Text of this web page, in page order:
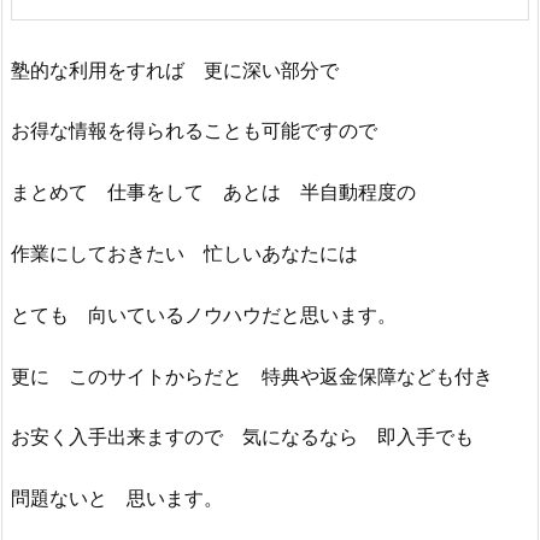
塾的な利用をすれば 更に深い部分で
お得な情報を得られることも可能ですので
まとめて 仕事をして あとは 半自動程度の
作業にしておきたい 忙しいあなたには
とても 向いているノウハウだと思います。
更に このサイトからだと 特典や返金保障なども付き
お安く入手出来ますので 気になるなら 即入手でも
問題ないと 思います。